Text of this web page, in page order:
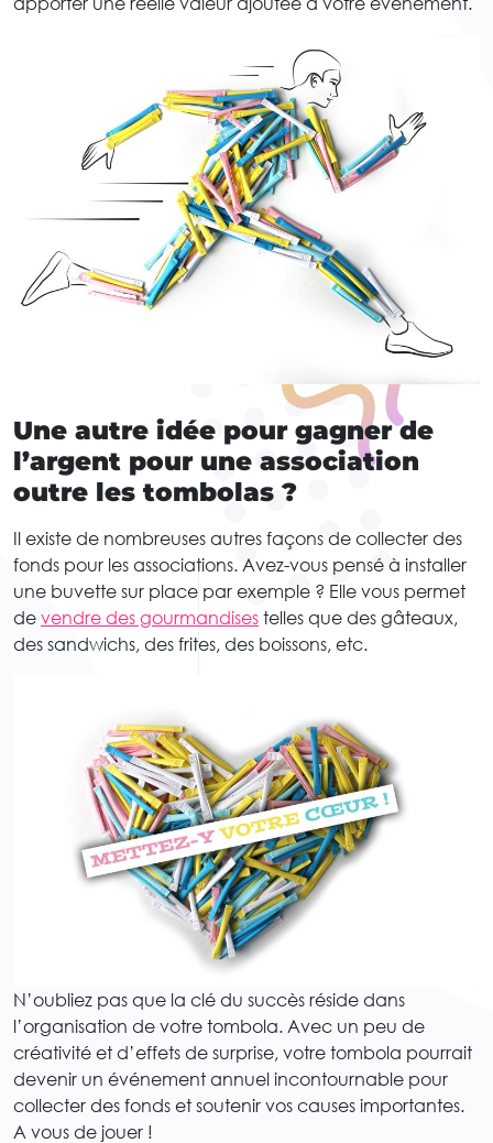
Une autre idée pour gagner de
l’argent pour une association
outre les tombolas ?
Il existe de nombreuses autres façons de collecter des
fonds pour les associations. Avez-vous pensé à installer
une buvette sur place par exemple ? Elle vous permet
de vendre des gourmandises telles que des gâteaux,
des sandwichs, des frites, des boissons, etc.
N’oubliez pas que la clé du succès réside dans
l’organisation de votre tombola. Avec un peu de
créativité et d’effets de surprise, votre tombola pourrait
devenir un événement annuel incontournable pour
collecter des fonds et soutenir vos causes importantes.
A vous de jouer !